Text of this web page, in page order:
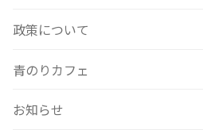
政策について
青のりカフェ
お知らせ